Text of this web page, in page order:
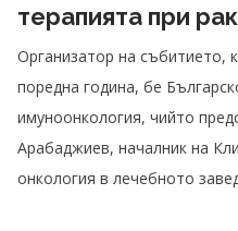
терапията при
Организатор на събитието,
поредна година, бе
имуноонкология, чийто
Арабаджиев, началник на
онкология в лечебното